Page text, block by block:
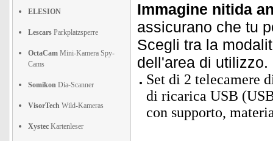
ELESION
Lescars Parkplatzsperre
OctaCam Mini-Kamera Spy-
Cams
Somikon Dia-Scanner
VisorTech Wild-Kameras
Xystec Kartenleser
Immagine nitida
assicurano che tu
Scegli tra la
dell'area di utilizzo.
Set di 2 telecamere
di ricarica USB
con supporto,